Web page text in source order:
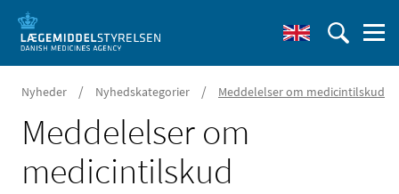
Nyheder / Nyhedskategorier / Meddelelser om medicintilskud
Meddelelser om
medicintilskud